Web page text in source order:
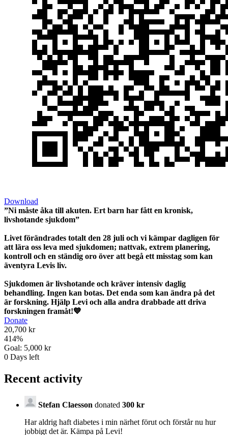
Download
”Ni måste åka till akuten. Ert barn har fått en kronisk,
livshotande sjukdom”
Livet förändrades totalt den 28 juli och vi kämpar dagligen för
att lära oss leva med sjukdomen; nattvak, extrem planering,
kontroll och en ständig oro över att begå ett misstag som kan
äventyra Levis liv.
Sjukdomen är livshotande och kräver intensiv daglig
behandling. Ingen kan botas. Det enda som kan ändra på det
är forskning. Hjälp Levi och alla andra drabbade att driva
forskningen framåt!💙
Donate
20,700 kr
414%
Goal: 5,000 kr
0 Days left
Recent activity
Stefan Claesson donated 300 kr
Har aldrig haft diabetes i min närhet förut och förstår nu hur
jobbigt det är. Kämpa på Levi!